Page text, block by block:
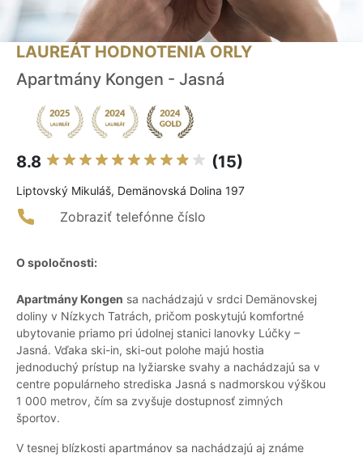
LAUREÁT HODNOTENIA ORLY
Apartmány Kongen - Jasná
8.8 (15)
Liptovský Mikuláš, Demänovská Dolina 197
Zobraziť telefónne číslo
O spoločnosti:
Apartmány Kongen sa nachádzajú v srdci Demänovskej
doliny v Nízkych Tatrách, pričom poskytujú komfortné
ubytovanie priamo pri údolnej stanici lanovky Lúčky –
Jasná. Vďaka ski-in, ski-out polohe majú hostia
jednoduchý prístup na lyžiarske svahy a nachádzajú sa v
centre populárneho strediska Jasná s nadmorskou výškou
1 000 metrov, čím sa zvyšuje dostupnosť zimných
športov.
V tesnej blízkosti apartmánov sa nachádzajú aj známe